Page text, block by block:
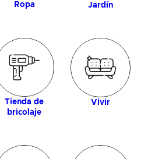
Ropa Jardín
Tienda de
bricolaje
Vivir